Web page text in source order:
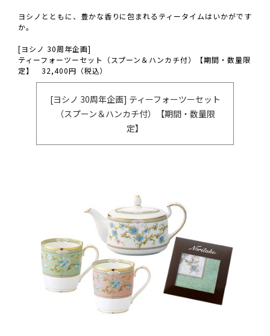
ヨシノとともに、豊かな香りに包まれるティータイムはいかがです
か。
[ヨシノ 30周年企画]
ティーフォーツーセット（スプーン＆ハンカチ付）【期間・数量限
定】 32,400円（税込）
[ヨシノ 30周年企画] ティーフォーツーセット
（スプーン＆ハンカチ付）【期間・数量限
定】